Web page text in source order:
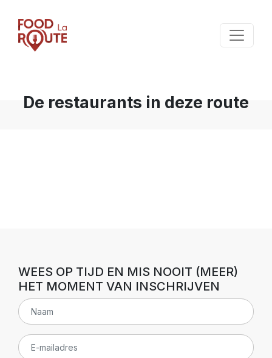
De restaurants in deze route
WEES OP TIJD EN MIS NOOIT (MEER)
HET MOMENT VAN INSCHRIJVEN